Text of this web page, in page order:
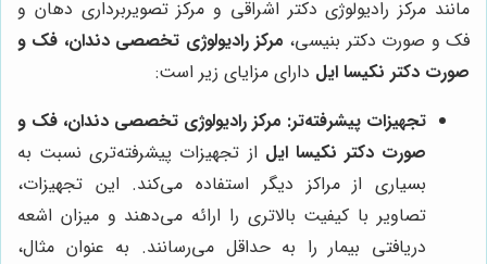
مانند مرکز رادیولوژی دکتر اشراقی و مرکز تصویربرداری دهان و
فک و صورت دکتر بنیسی، مرکز رادیولوژی تخصصی دندان، فک و
صورت دکتر نکیسا ایل دارای مزایای زیر است:
تجهیزات پیشرفته‌تر: مرکز رادیولوژی تخصصی دندان، فک و
صورت دکتر نکیسا ایل از تجهیزات پیشرفته‌تری نسبت به
بسیاری از مراکز دیگر استفاده می‌کند. این تجهیزات،
تصاویر با کیفیت بالاتری را ارائه می‌دهند و میزان اشعه
دریافتی بیمار را به حداقل می‌رسانند. به عنوان مثال،